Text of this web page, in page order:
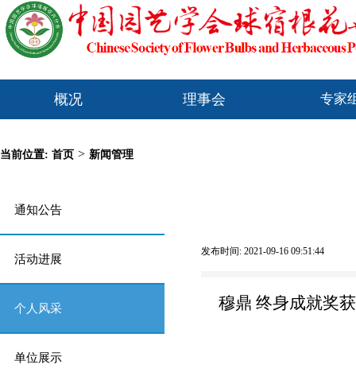
概况 理事会 专家
当前位置: 首页 > 新闻管理
通知公告
活动进展
个人风采
单位展示
发布时间: 2021-09-16 09:51:44
穆鼎 终身成就奖